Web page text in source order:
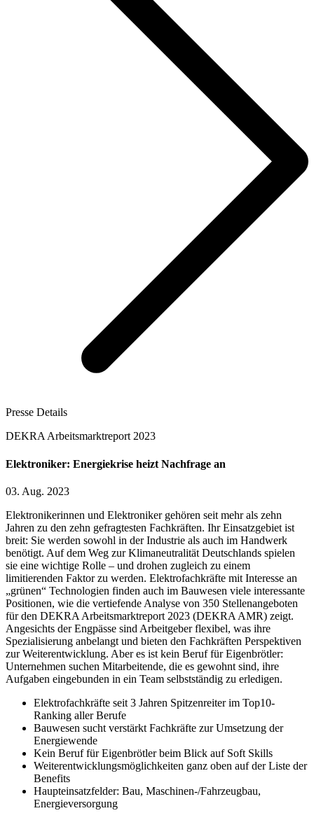
Presse Details
DEKRA Arbeitsmarktreport 2023
Elektroniker: Energiekrise heizt Nachfrage an
03. Aug. 2023
Elektronikerinnen und Elektroniker gehören seit mehr als zehn
Jahren zu den zehn gefragtesten Fachkräften. Ihr Einsatzgebiet ist
breit: Sie werden sowohl in der Industrie als auch im Handwerk
benötigt. Auf dem Weg zur Klimaneutralität Deutschlands spielen
sie eine wichtige Rolle – und drohen zugleich zu einem
limitierenden Faktor zu werden. Elektrofachkräfte mit Interesse an
„grünen“ Technologien finden auch im Bauwesen viele interessante
Positionen, wie die vertiefende Analyse von 350 Stellenangeboten
für den DEKRA Arbeitsmarktreport 2023 (DEKRA AMR) zeigt.
Angesichts der Engpässe sind Arbeitgeber flexibel, was ihre
Spezialisierung anbelangt und bieten den Fachkräften Perspektiven
zur Weiterentwicklung. Aber es ist kein Beruf für Eigenbrötler:
Unternehmen suchen Mitarbeitende, die es gewohnt sind, ihre
Aufgaben eingebunden in ein Team selbstständig zu erledigen.
Elektrofachkräfte seit 3 Jahren Spitzenreiter im Top10-
Ranking aller Berufe
Bauwesen sucht verstärkt Fachkräfte zur Umsetzung der
Energiewende
Kein Beruf für Eigenbrötler beim Blick auf Soft Skills
Weiterentwicklungsmöglichkeiten ganz oben auf der Liste der
Benefits
Haupteinsatzfelder: Bau, Maschinen-/Fahrzeugbau,
Energieversorgung